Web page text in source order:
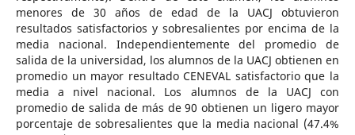
menores de 30 años de edad de la UACJ obtuvieron
resultados satisfactorios y sobresalientes por encima de la
media nacional. Independientemente del promedio de
salida de la universidad, los alumnos de la UACJ obtienen en
promedio un mayor resultado CENEVAL satisfactorio que la
media a nivel nacional. Los alumnos de la UACJ con
promedio de salida de más de 90 obtienen un ligero mayor
porcentaje de sobresalientes que la media nacional (47.4%